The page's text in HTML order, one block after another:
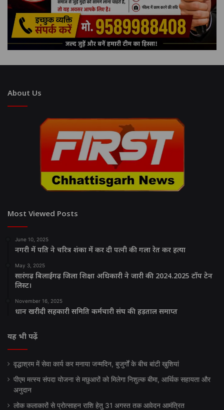
About Us
Most Viewed Posts
June 10, 2025
नगरी में पति ने चरित्र शंका में कर दी पत्नी की गला रेत कर हत्या
May 3, 2025
सारंगढ़ बिलाईगढ़ जिला शिक्षा अधिकारी ने जारी की 2024.2025 टॉप टेन
लिस्ट।
November 16, 2025
धान खरीदी सहकारी समिति कर्मचारी संघ की हड़ताल समाप्त
यह भी पढ़ें
वृद्धाश्रम में सेवा कार्य कर मनाया जन्मदिन, बुजुर्गों के बीच बांटी खुशियां
पीएम मत्स्य संपदा योजना से मछुआरों को मिलेगा निशुल्क बीमा, आर्थिक सहायता और
अनुदान
लोक कलाकारों से प्रोत्साहन राशि हेतु 31 अगस्त तक आवेदन आमंत्रित